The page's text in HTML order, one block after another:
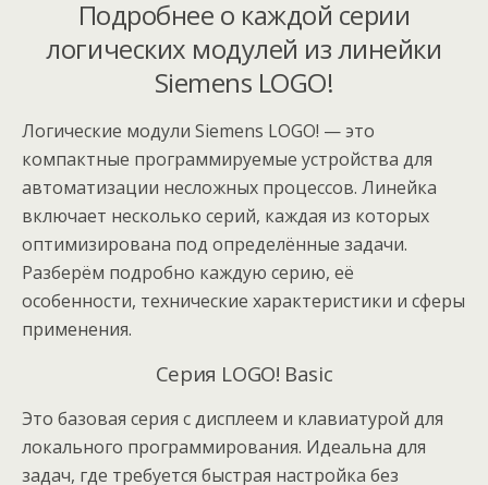
Подробнее о каждой серии
логических модулей из линейки
Siemens LOGO!
Логические модули Siemens LOGO! — это
компактные программируемые устройства для
автоматизации несложных процессов. Линейка
включает несколько серий, каждая из которых
оптимизирована под определённые задачи.
Разберём подробно каждую серию, её
особенности, технические характеристики и сферы
применения.
Серия LOGO! Basic
Это базовая серия с дисплеем и клавиатурой для
локального программирования. Идеальна для
задач, где требуется быстрая настройка без